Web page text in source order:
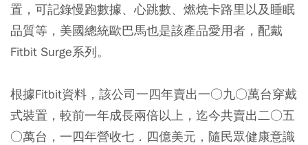
置，可記錄慢跑數據、心跳數、燃燒卡路里以及睡眠
品質等，美國總統歐巴馬也是該產品愛用者，配戴
Fitbit Surge系列。
根據Fitbit資料，該公司一四年賣出一○九○萬台穿戴
式裝置，較前一年成長兩倍以上，迄今共賣出二○五
○萬台，一四年營收七．四億美元，隨民眾健康意識